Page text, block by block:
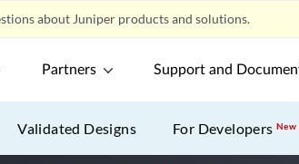
about Juniper products and solutions.
Partners Support and
Validated Designs For DevelopersNew